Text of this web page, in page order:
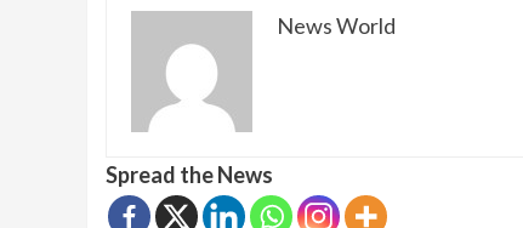
News World
Spread the News